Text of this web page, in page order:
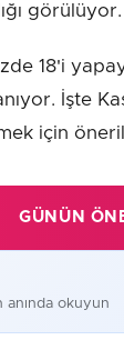
görülüyor.
18'i
İşte
için
GÜNÜN
anında okuyun